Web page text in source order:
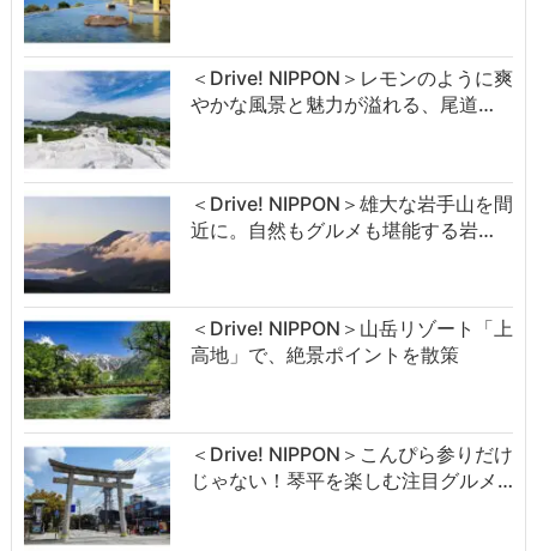
＜Drive! NIPPON＞レモンのように爽
やかな風景と魅力が溢れる、尾道…
＜Drive! NIPPON＞雄大な岩手山を間
近に。自然もグルメも堪能する岩…
＜Drive! NIPPON＞山岳リゾート「上
高地」で、絶景ポイントを散策
＜Drive! NIPPON＞こんぴら参りだけ
じゃない！琴平を楽しむ注目グルメ…